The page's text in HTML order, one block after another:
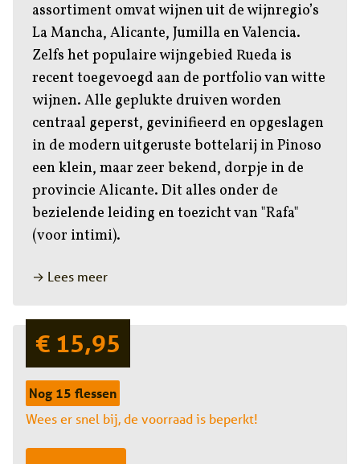
assortiment omvat wijnen uit de wijnregio’s
La Mancha, Alicante, Jumilla en Valencia.
Zelfs het populaire wijngebied Rueda is
recent toegevoegd aan de portfolio van witte
wijnen. Alle geplukte druiven worden
centraal geperst, gevinifieerd en opgeslagen
in de modern uitgeruste bottelarij in Pinoso
een klein, maar zeer bekend, dorpje in de
provincie Alicante. Dit alles onder de
bezielende leiding en toezicht van "Rafa"
(voor intimi).
→ Lees meer
€ 15,95
Nog 15 flessen
Wees er snel bij, de voorraad is beperkt!